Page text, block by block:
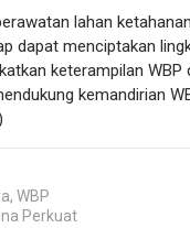
lahan
dapat menciptakan
keterampilan WBP
kemandirian
WBP
Perkuat